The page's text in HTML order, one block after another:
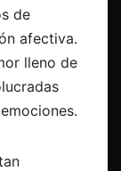
de
afectiva.
lleno de